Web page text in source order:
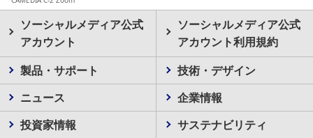
ソーシャルメディア公式
アカウント
ソーシャルメディア公式
アカウント利用規約
製品・サポート
技術・デザイン
ニュース
企業情報
投資家情報
サステナビリティ